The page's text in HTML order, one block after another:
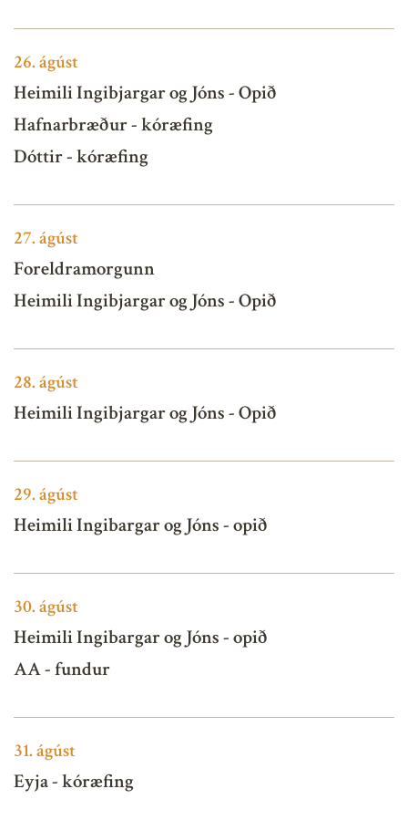
26.ágúst
Heimili Ingibjargar og Jóns - Opið
Hafnarbræður - kóræfing
Dóttir - kóræfing
27.ágúst
Foreldramorgunn
Heimili Ingibjargar og Jóns - Opið
28.ágúst
Heimili Ingibjargar og Jóns - Opið
29.ágúst
Heimili Ingibargar og Jóns - opið
30.ágúst
Heimili Ingibargar og Jóns - opið
AA - fundur
31.ágúst
Eyja - kóræfing